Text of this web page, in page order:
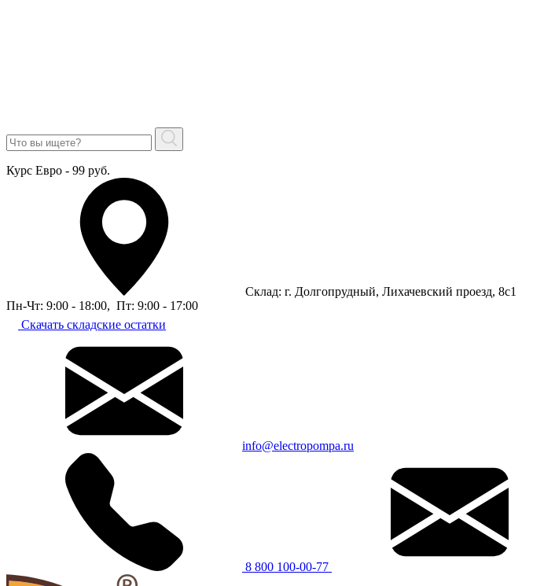
Курс Евро - 99 руб.
Склад: г. Долгопрудный, Лихачевский проезд, 8c1
Пн-Чт: 9:00 - 18:00, Пт: 9:00 - 17:00
Скачать складские остатки
info@electropompa.ru
8 800 100-00-77